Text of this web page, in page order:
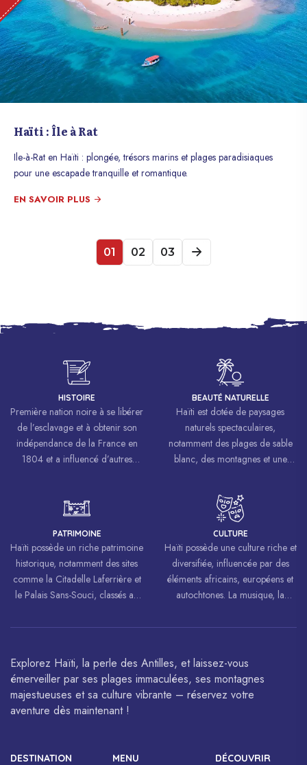
Haïti : Île à Rat
Ile-à-Rat en Haïti : plongée, trésors marins et plages paradisiaques
pour une escapade tranquille et romantique.
EN SAVOIR PLUS
01 02 03
HISTOIRE
Première nation noire à se libérer
de l’esclavage et à obtenir son
indépendance de la France en
1804 et a influencé d’autres
luttes pour la liberté et l’égalité.
BEAUTÉ NATURELLE
Haïti est dotée de paysages
naturels spectaculaires,
notamment des plages de sable
blanc, des montagnes et une
PATRIMOINE
Haïti possède un riche patrimoine
historique, notamment des sites
comme la Citadelle Laferrière et
le Palais Sans-Souci, classés au
l’UNESCO.
CULTURE
Haïti possède une culture riche et
diversifiée, influencée par des
éléments africains, européens et
autochtones. La musique, la
sont célébrés à travers le monde.
Explorez Haïti, la perle des Antilles, et laissez-vous
émerveiller par ses plages immaculées, ses montagnes
majestueuses et sa culture vibrante – réservez votre
aventure dès maintenant !
DESTINATION MENU DÉCOUVRIR